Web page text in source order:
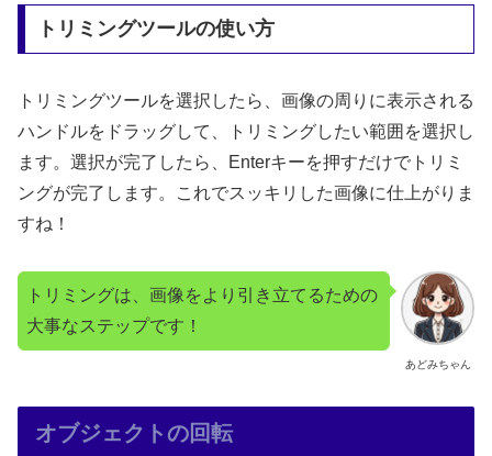
トリミングツールの使い方
トリミングツールを選択したら、画像の周りに表示される
ハンドルをドラッグして、トリミングしたい範囲を選択し
ます。選択が完了したら、Enterキーを押すだけでトリミ
ングが完了します。これでスッキリした画像に仕上がりま
すね！
あどみちゃん
トリミングは、画像をより引き立てるための
大事なステップです！
オブジェクトの回転